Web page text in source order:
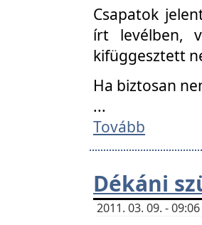
Csapatok
írt levélben,
kifüggesztett
Ha biztosan
...
Tovább
Dékáni
2011. 03. 09. -